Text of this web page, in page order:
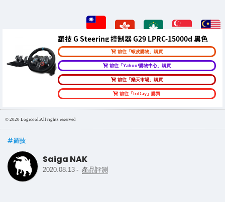
羅技 G Steering 控制器 G29 LPRC-15000d 黑色
前往「蝦皮購物」購買
前往「Yahoo!購物中心」購買
前往「樂天市場」購買
前往「friDay」購買
© 2020 Logicool.All rights reserved
羅技
Saiga NAK
2020.08.13 - 產品評測